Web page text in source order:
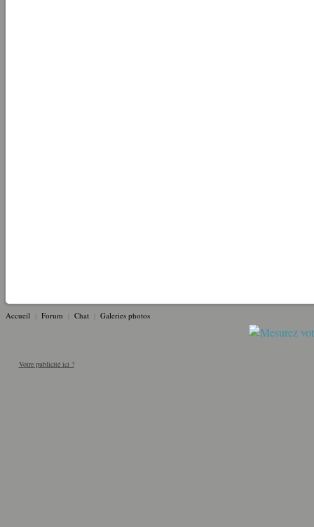
Accueil | Forum | Chat | Galeries photos
Votre publicité ici ?